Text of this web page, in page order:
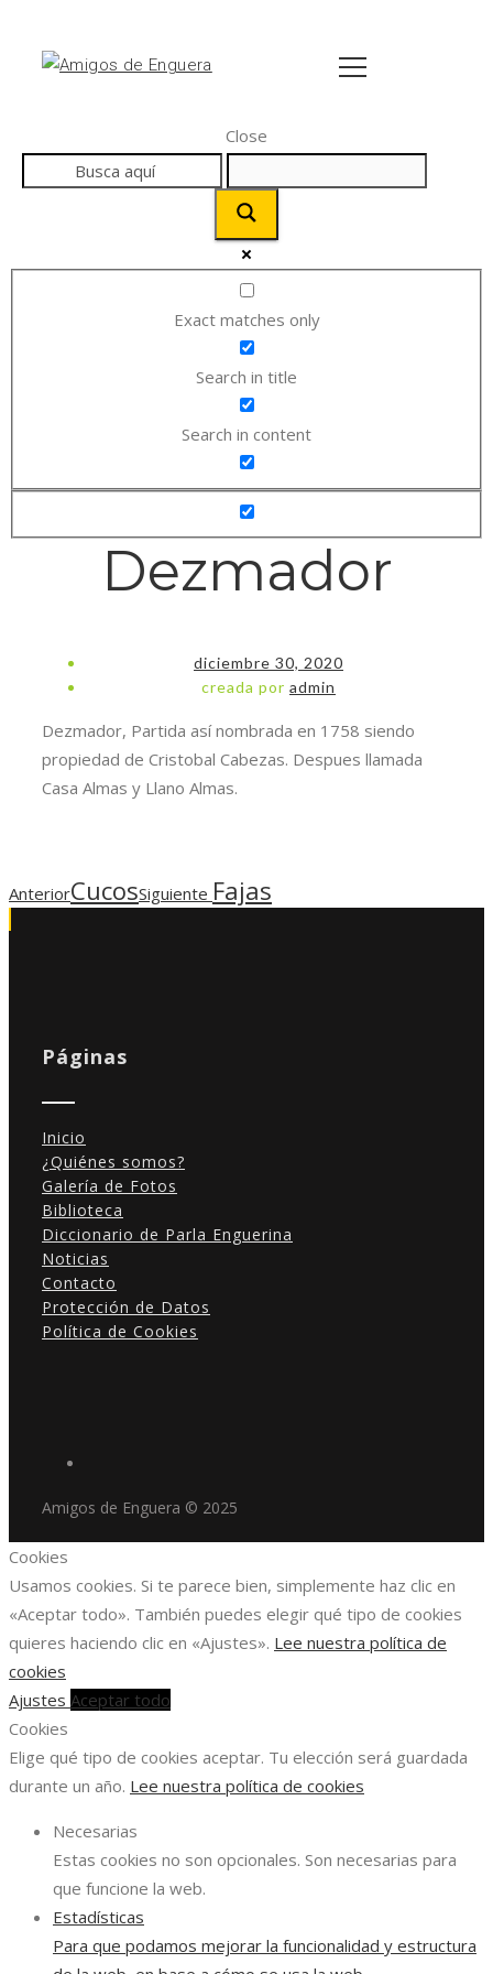
Close
Exact matches only
Search in title
Search in content
Dezmador
diciembre 30, 2020
creada por admin
Dezmador, Partida así nombrada en 1758 siendo
propiedad de Cristobal Cabezas. Despues llamada
Casa Almas y Llano Almas.
AnteriorCucosSiguiente Fajas
Páginas
Inicio
¿Quiénes somos?
Galería de Fotos
Biblioteca
Diccionario de Parla Enguerina
Noticias
Contacto
Protección de Datos
Política de Cookies
Amigos de Enguera © 2025
Cookies
Usamos cookies. Si te parece bien, simplemente haz clic en
«Aceptar todo». También puedes elegir qué tipo de cookies
quieres haciendo clic en «Ajustes». Lee nuestra política de
cookies
Ajustes Aceptar todo
Cookies
Elige qué tipo de cookies aceptar. Tu elección será guardada
durante un año. Lee nuestra política de cookies
Necesarias
Estas cookies no son opcionales. Son necesarias para
que funcione la web.
Estadísticas
Para que podamos mejorar la funcionalidad y estructura